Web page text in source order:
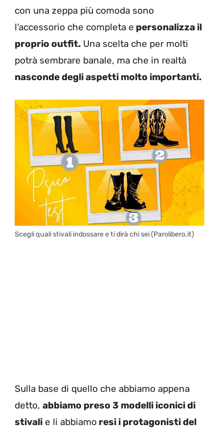
con una zeppa più comoda sono
l’accessorio che completa e personalizza il
proprio outfit. Una scelta che per molti
potrà sembrare banale, ma che in realtà
nasconde degli aspetti molto importanti.
Scegli quali stivali indossare e ti dirà chi sei (Parolibero.it)
Sulla base di quello che abbiamo appena
detto, abbiamo preso 3 modelli iconici di
stivali e li abbiamo resi i protagonisti del